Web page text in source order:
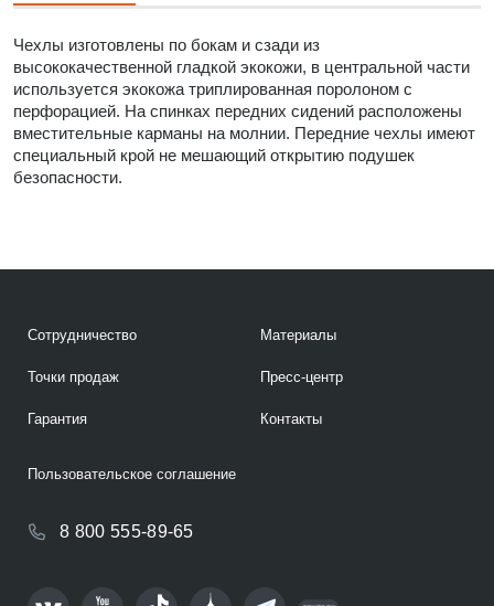
Чехлы изготовлены по бокам и сзади из
высококачественной гладкой экокожи, в центральной части
используется экокожа триплированная поролоном с
перфорацией. На спинках передних сидений расположены
вместительные карманы на молнии. Передние чехлы имеют
специальный крой не мешающий открытию подушек
безопасности.
Сотрудничество
Точки продаж
Гарантия
Материалы
Пресс-центр
Контакты
8 800 555-89-65
Пользовательское соглашение